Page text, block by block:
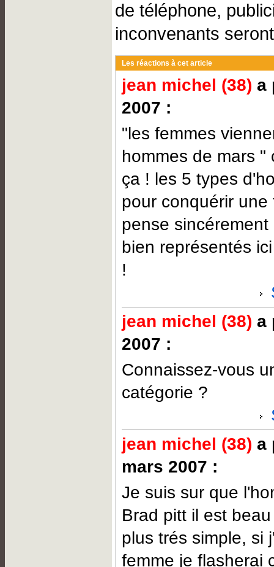
de téléphone,
inconvenants
Les réactions à cet article
jean michel (38) a
2007 :
"les femmes
hommes de mars "
ça ! les 5 types
pour conquérir une
pense
bien représentés
!
jean michel (38) a
2007 :
Connaissez-vous
catégorie ?
jean michel (38) a
mars 2007 :
Je suis sur que
Brad pitt il est
plus trés simple, si
femme je flasherai